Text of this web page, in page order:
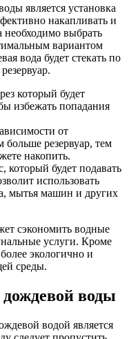
является установка
накапливать и
необходимо выбрать
вариантом
вода будет стекать по
который будет
избежать попадания
от
больше резервуар, тем
накопить.
который будет подавать
использовать
мытья машин и других
сэкономить водные
услуги. Кроме
экологично и
среды.
воды
водой является